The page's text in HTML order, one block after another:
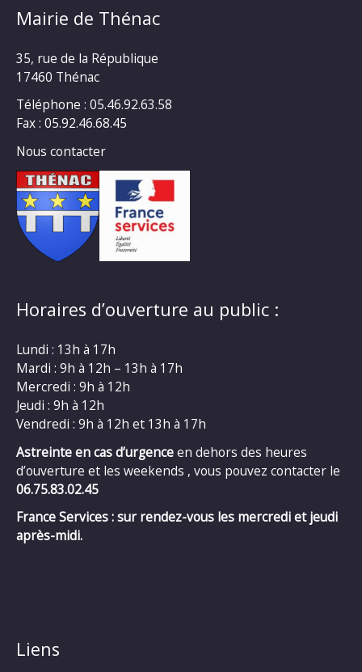
Mairie de Thénac
35, rue de la République
17460 Thénac
Téléphone : 05.46.92.63.58
Fax : 05.92.46.68.45
Nous contacter
Horaires d’ouverture au public :
Lundi : 13h à 17h
Mardi : 9h à 12h – 13h à 17h
Mercredi : 9h à 12h
Jeudi : 9h à 12h
Vendredi : 9h à 12h et 13h à 17h
Astreinte en cas d’urgenceen dehors des heures
d’ouverture et les weekends , vous pouvez contacter le
06.75.83.02.45
France Services : sur rendez-vous les mercredi et jeudi
après-midi.
Liens